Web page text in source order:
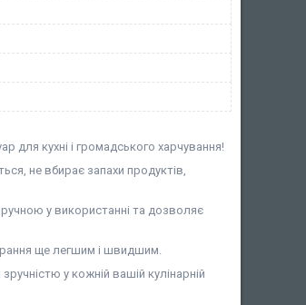
для кухні і громадського харчування!
не вбирає запахи продуктів,
у використанні та дозволяє
ще легшим і швидшим.
у кожній вашій кулінарній